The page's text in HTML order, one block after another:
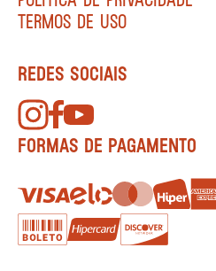
TERMOS DE USO
REDES SOCIAIS
FORMAS DE PAGAMENTO